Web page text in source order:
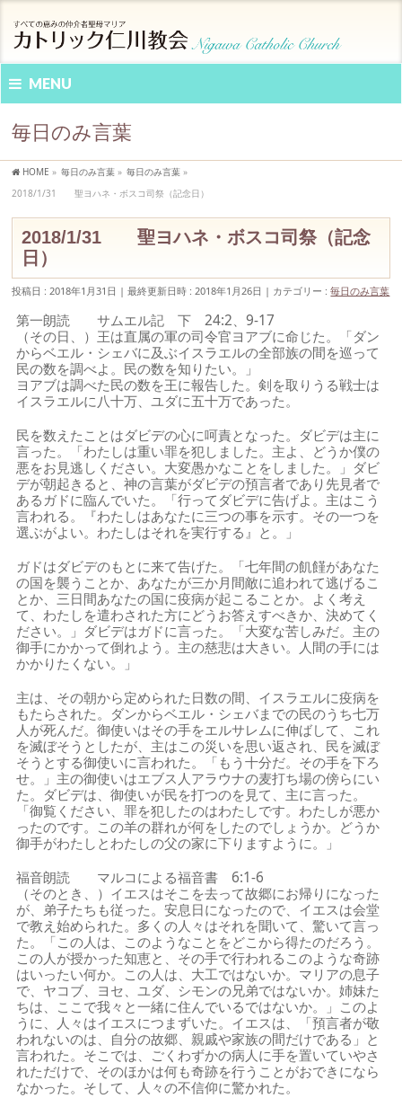
MENU
毎日のみ言葉
HOME » 毎日のみ言葉 » 毎日のみ言葉 »
2018/1/31 聖ヨハネ・ボスコ司祭（記念日）
2018/1/31 聖ヨハネ・ボスコ司祭（記念
日）
投稿日 : 2018年1月31日 最終更新日時 : 2018年1月26日 カテゴリー :毎日のみ言葉
第一朗読 サムエル記 下 24:2、9-17
（その日、）王は直属の軍の司令官ヨアブに命じた。「ダン
からベエル・シェバに及ぶイスラエルの全部族の間を巡って
民の数を調べよ。民の数を知りたい。」
ヨアブは調べた民の数を王に報告した。剣を取りうる戦士は
イスラエルに八十万、ユダに五十万であった。
民を数えたことはダビデの心に呵責となった。ダビデは主に
言った。「わたしは重い罪を犯しました。主よ、どうか僕の
悪をお見逃しください。大変愚かなことをしました。」ダビ
デが朝起きると、神の言葉がダビデの預言者であり先見者で
あるガドに臨んでいた。「行ってダビデに告げよ。主はこう
言われる。『わたしはあなたに三つの事を示す。その一つを
選ぶがよい。わたしはそれを実行する』と。」
ガドはダビデのもとに来て告げた。「七年間の飢饉があなた
の国を襲うことか、あなたが三か月間敵に追われて逃げるこ
とか、三日間あなたの国に疫病が起こることか。よく考え
て、わたしを遣わされた方にどうお答えすべきか、決めてく
ださい。」ダビデはガドに言った。「大変な苦しみだ。主の
御手にかかって倒れよう。主の慈悲は大きい。人間の手には
かかりたくない。」
主は、その朝から定められた日数の間、イスラエルに疫病を
もたらされた。ダンからベエル・シェバまでの民のうち七万
人が死んだ。御使いはその手をエルサレムに伸ばして、これ
を滅ぼそうとしたが、主はこの災いを思い返され、民を滅ぼ
そうとする御使いに言われた。「もう十分だ。その手を下ろ
せ。」主の御使いはエブス人アラウナの麦打ち場の傍らにい
た。ダビデは、御使いが民を打つのを見て、主に言った。
「御覧ください、罪を犯したのはわたしです。わたしが悪か
ったのです。この羊の群れが何をしたのでしょうか。どうか
御手がわたしとわたしの父の家に下りますように。」
福音朗読 マルコによる福音書 6:1-6
（そのとき、）イエスはそこを去って故郷にお帰りになった
が、弟子たちも従った。安息日になったので、イエスは会堂
で教え始められた。多くの人々はそれを聞いて、驚いて言っ
た。「この人は、このようなことをどこから得たのだろう。
この人が授かった知恵と、その手で行われるこのような奇跡
はいったい何か。この人は、大工ではないか。マリアの息子
で、ヤコブ、ヨセ、ユダ、シモンの兄弟ではないか。姉妹た
ちは、ここで我々と一緒に住んでいるではないか。」このよ
うに、人々はイエスにつまずいた。イエスは、「預言者が敬
われないのは、自分の故郷、親戚や家族の間だけである」と
言われた。そこでは、ごくわずかの病人に手を置いていやさ
れただけで、そのほかは何も奇跡を行うことがおできになら
なかった。そして、人々の不信仰に驚かれた。